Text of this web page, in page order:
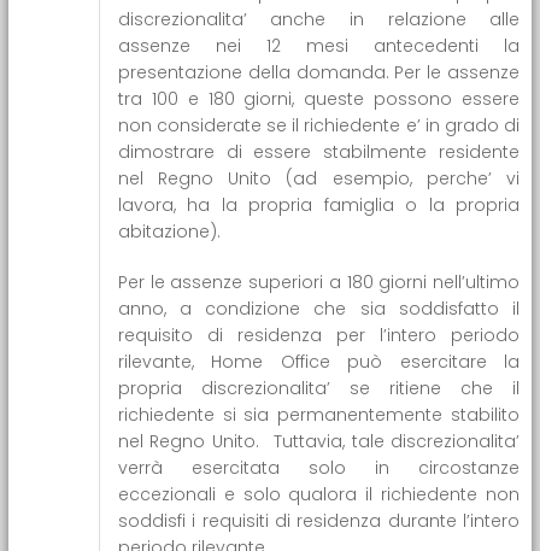
discrezionalita’ anche in relazione alle
assenze nei 12 mesi antecedenti la
presentazione della domanda. Per le assenze
tra 100 e 180 giorni, queste possono essere
non considerate se il richiedente e’ in grado di
dimostrare di essere stabilmente residente
nel Regno Unito (ad esempio, perche’ vi
lavora, ha la propria famiglia o la propria
abitazione).
Per le assenze superiori a 180 giorni nell’ultimo
anno, a condizione che sia soddisfatto il
requisito di residenza per l’intero periodo
rilevante, Home Office può esercitare la
propria discrezionalita’ se ritiene che il
richiedente si sia permanentemente stabilito
nel Regno Unito. Tuttavia, tale discrezionalita’
verrà esercitata solo in circostanze
eccezionali e solo qualora il richiedente non
soddisfi i requisiti di residenza durante l’intero